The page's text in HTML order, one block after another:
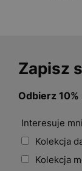
Zapisz
Odbierz
Interesuje
Kolekcja
Kolekcja